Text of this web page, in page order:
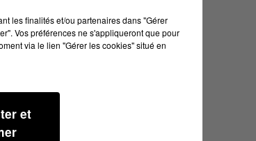
les finalités et/ou partenaires dans "Gérer
Vos préférences ne s'appliqueront que pour
via le lien "Gérer les cookies" situé en
et